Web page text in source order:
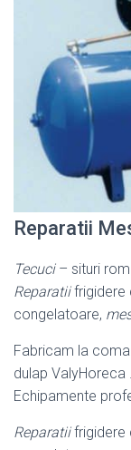
Reparatii
Tecuci– situri
Reparatiifrigidere
congelatoare,
Fabricam la
dulap
Echipamente
Reparatiifrigidere